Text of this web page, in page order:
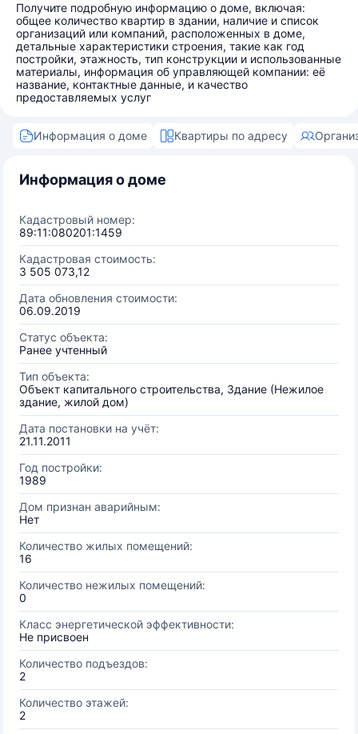
Получите подробную информацию о доме, включая:
общее количество квартир в здании, наличие и список
организаций или компаний, расположенных в доме,
детальные характеристики строения, такие как год
постройки, этажность, тип конструкции и использованные
материалы, информация об управляющей компании: её
название, контактные данные, и качество
предоставляемых услуг
Информация о доме Квартиры по адресу
Информация о доме
Кадастровый номер:
89:11:080201:1459
Кадастровая стоимость:
3 505 073,12
Дата обновления стоимости:
06.09.2019
Статус объекта:
Ранее учтенный
Тип объекта:
Объект капитального строительства, Здание (Нежилое
здание, жилой дом)
Дата постановки на учёт:
21.11.2011
Год постройки:
1989
Дом признан аварийным:
Нет
Количество жилых помещений:
16
Количество нежилых помещений:
0
Класс энергетической эффективности:
Не присвоен
Количество подъездов:
2
Количество этажей:
2